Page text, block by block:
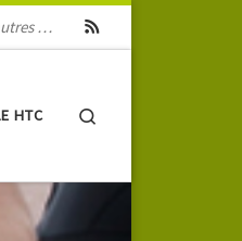
…
HTC